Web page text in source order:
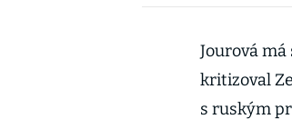
Jourová
kritizoval
s ruským